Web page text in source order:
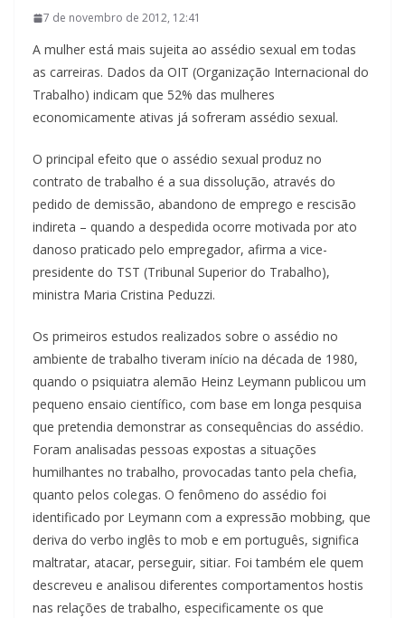
7 de novembro de 2012, 12:41
A mulher está mais sujeita ao assédio sexual em todas
as carreiras. Dados da OIT (Organização Internacional do
Trabalho) indicam que 52% das mulheres
economicamente ativas já sofreram assédio sexual.
O principal efeito que o assédio sexual produz no
contrato de trabalho é a sua dissolução, através do
pedido de demissão, abandono de emprego e rescisão
indireta – quando a despedida ocorre motivada por ato
danoso praticado pelo empregador, afirma a vice-
presidente do TST (Tribunal Superior do Trabalho),
ministra Maria Cristina Peduzzi.
Os primeiros estudos realizados sobre o assédio no
ambiente de trabalho tiveram início na década de 1980,
quando o psiquiatra alemão Heinz Leymann publicou um
pequeno ensaio científico, com base em longa pesquisa
que pretendia demonstrar as consequências do assédio.
Foram analisadas pessoas expostas a situações
humilhantes no trabalho, provocadas tanto pela chefia,
quanto pelos colegas. O fenômeno do assédio foi
identificado por Leymann com a expressão mobbing, que
deriva do verbo inglês to mob e em português, significa
maltratar, atacar, perseguir, sitiar. Foi também ele quem
descreveu e analisou diferentes comportamentos hostis
nas relações de trabalho, especificamente os que